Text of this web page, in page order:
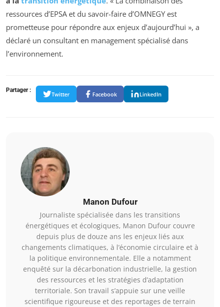
ressources d’EPSA et du savoir-faire d’OMNEGY est
prometteuse pour répondre aux enjeux d’aujourd’hui », a
déclaré un consultant en management spécialisé dans
l’environnement.
Partager :
Twitter Facebook LinkedIn
Manon Dufour
Journaliste spécialisée dans les transitions
énergétiques et écologiques, Manon Dufour couvre
depuis plus de douze ans les enjeux liés aux
changements climatiques, à l’économie circulaire et à
la politique environnementale. Elle a notamment
enquêté sur la décarbonation industrielle, la gestion
des ressources et les stratégies d’adaptation
territoriale. Son travail s’appuie sur une veille
scientifique rigoureuse et des reportages de terrain